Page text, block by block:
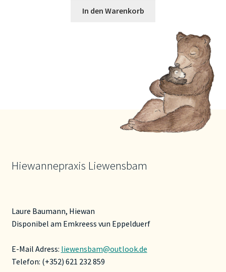
In den Warenkorb
Hiewannepraxis Liewensbam
Laure Baumann, Hiewan
Disponibel am Emkreess vun Eppelduerf
E-Mail Adress: liewensbam@outlook.de
Telefon: (+352) 621 232 859